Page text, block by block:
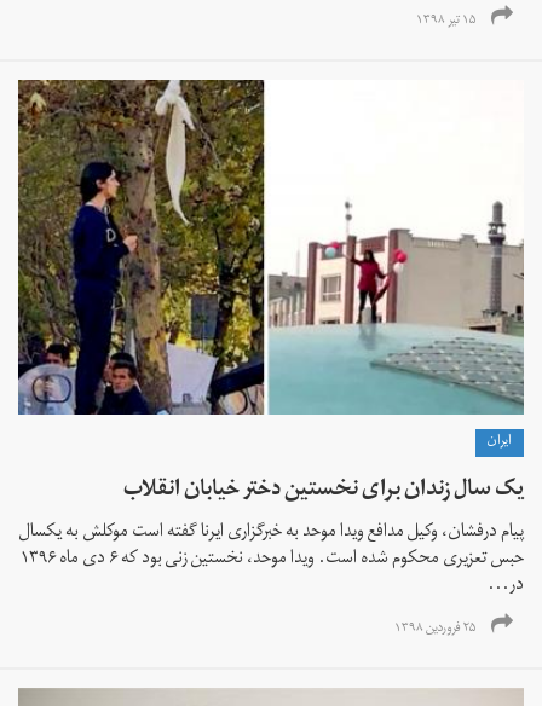
۱۵ تیر ۱۳۹۸
ايران
یک سال زندان برای نخستین دختر خیابان انقلاب
پیام درفشان، وکیل مدافع ویدا موحد به خبرگزاری ایرنا گفته است موکلش به یکسال
حبس تعزیری محکوم شده است. ویدا موحد، نخستین زنی بود که ۶ دی ماه ۱۳۹۶
در...
۲۵ فروردین ۱۳۹۸